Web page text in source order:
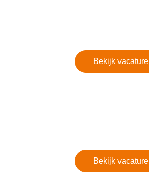
Bekijk vacature
Bekijk vacature